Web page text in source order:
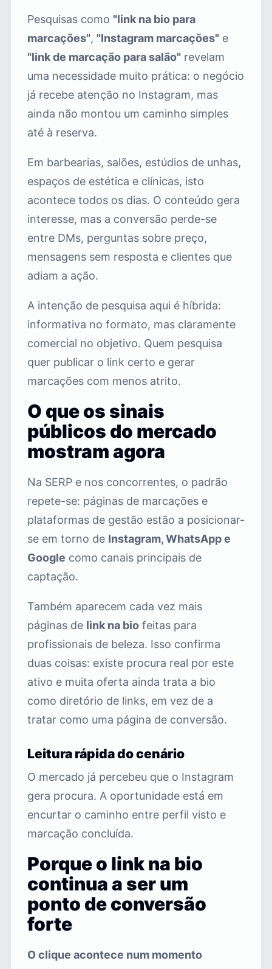
Pesquisas como "link na bio para
marcações", "Instagram marcações" e
"link de marcação para salão" revelam
uma necessidade muito prática: o negócio
já recebe atenção no Instagram, mas
ainda não montou um caminho simples
até à reserva.
Em barbearias, salões, estúdios de unhas,
espaços de estética e clínicas, isto
acontece todos os dias. O conteúdo gera
interesse, mas a conversão perde-se
entre DMs, perguntas sobre preço,
mensagens sem resposta e clientes que
adiam a ação.
A intenção de pesquisa aqui é híbrida:
informativa no formato, mas claramente
comercial no objetivo. Quem pesquisa
quer publicar o link certo e gerar
marcações com menos atrito.
O que os sinais
públicos do mercado
mostram agora
Na SERP e nos concorrentes, o padrão
repete-se: páginas de marcações e
plataformas de gestão estão a posicionar-
se em torno de Instagram, WhatsApp e
Google como canais principais de
captação.
Também aparecem cada vez mais
páginas de link na bio feitas para
profissionais de beleza. Isso confirma
duas coisas: existe procura real por este
ativo e muita oferta ainda trata a bio
como diretório de links, em vez de a
tratar como uma página de conversão.
Leitura rápida do cenário
O mercado já percebeu que o Instagram
gera procura. A oportunidade está em
encurtar o caminho entre perfil visto e
marcação concluída.
Porque o link na bio
continua a ser um
ponto de conversão
forte
O clique acontece num momento